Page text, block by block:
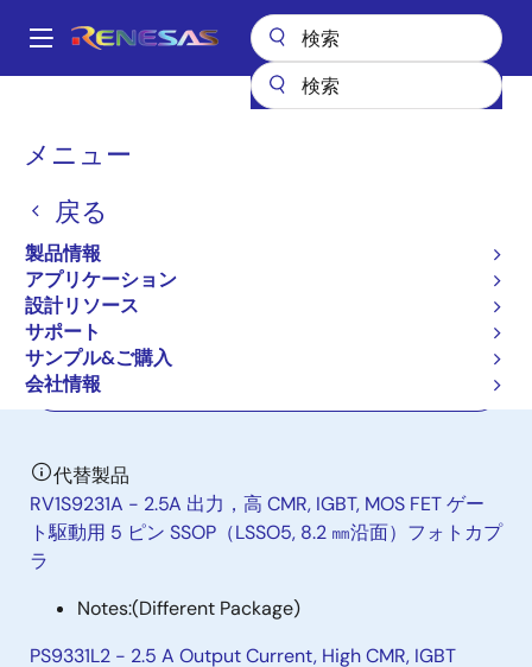
ン
Main
メニュー
戻る
製品情報
アプリケーション
設計リソース
サポート
サンプル&ご購入
会社情報
パ
く
ず
フォトカプラ（オプトカプラ）
PS9308L2
新規採用非推奨品
IGBT Drive
代替製品
RV1S9231A - 2.5A 出力，高 CMR, IGBT, MOS FET ゲー
ト駆動用 5 ピン SSOP（LSSO5, 8.2 ㎜沿面）フォトカプ
ラ
Notes:(Different Package)
PS9331L2 - 2.5 A Output Current, High CMR, IGBT